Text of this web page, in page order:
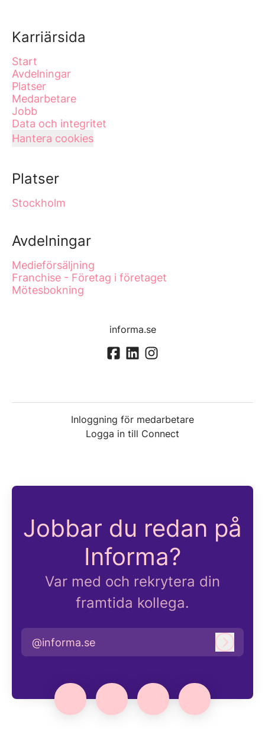
Karriärsida
Start
Avdelningar
Platser
Medarbetare
Jobb
Data och integritet
Hantera cookies
Platser
Stockholm
Avdelningar
Medieförsäljning
Franchise - Företag i företaget
Mötesbokning
informa.se
Inloggning för medarbetare
Logga in till Connect
Jobbar du redan på
Informa?
Var med och rekrytera din
framtida kollega.
@informa.se Logga